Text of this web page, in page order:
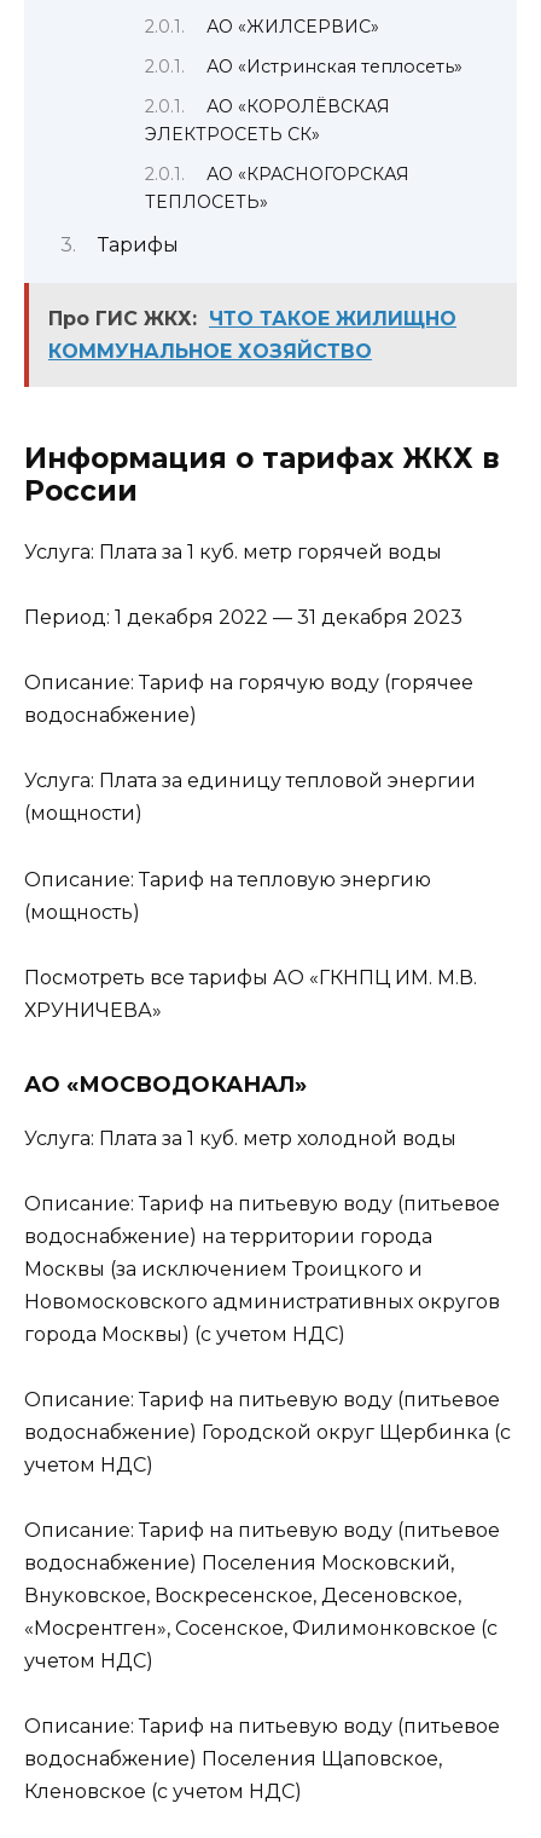
АО «ЖИЛСЕРВИС»
АО «Истринская теплосеть»
АО «КОРОЛЁВСКАЯ
ЭЛЕКТРОСЕТЬ СК»
АО «КРАСНОГОРСКАЯ
ТЕПЛОСЕТЬ»
Тарифы
Про ГИС ЖКХ: ЧТО ТАКОЕ ЖИЛИЩНО
КОММУНАЛЬНОЕ ХОЗЯЙСТВО
Информация о тарифах ЖКХ в
России
Услуга: Плата за 1 куб. метр горячей воды
Период: 1 декабря 2022 — 31 декабря 2023
Описание: Тариф на горячую воду (горячее
водоснабжение)
Услуга: Плата за единицу тепловой энергии
(мощности)
Описание: Тариф на тепловую энергию
(мощность)
Посмотреть все тарифы АО «ГКНПЦ ИМ. М.В.
ХРУНИЧЕВА»
АО «МОСВОДОКАНАЛ»
Услуга: Плата за 1 куб. метр холодной воды
Описание: Тариф на питьевую воду (питьевое
водоснабжение) на территории города
Москвы (за исключением Троицкого и
Новомосковского административных округов
города Москвы) (с учетом НДС)
Описание: Тариф на питьевую воду (питьевое
водоснабжение) Городской округ Щербинка (с
учетом НДС)
Описание: Тариф на питьевую воду (питьевое
водоснабжение) Поселения Московский,
Внуковское, Воскресенское, Десеновское,
«Мосрентген», Сосенское, Филимонковское (с
учетом НДС)
Описание: Тариф на питьевую воду (питьевое
водоснабжение) Поселения Щаповское,
Кленовское (с учетом НДС)